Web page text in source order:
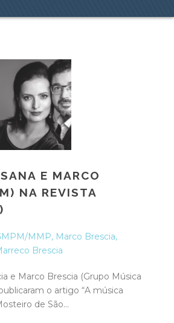
E MARCO
NA REVISTA
MMP, Marco Brescia,
Brescia
e Marco Brescia (Grupo Música
o artigo “A música
de São...